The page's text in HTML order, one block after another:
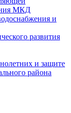
МКД
и
развития
и защите
района